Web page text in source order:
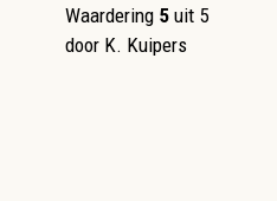
Waardering 5 uit 5
door K. Kuipers